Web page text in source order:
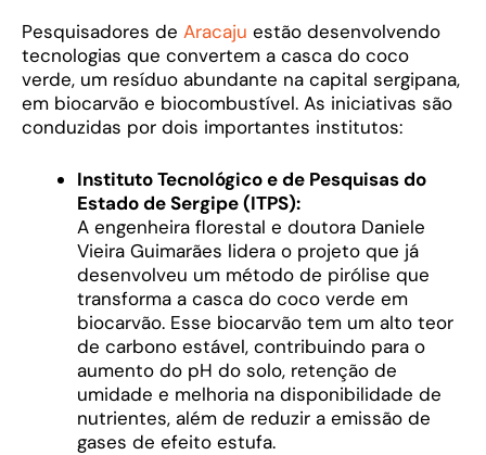
Pesquisadores de Aracaju estão desenvolvendo
tecnologias que convertem a casca do coco
verde, um resíduo abundante na capital sergipana,
em biocarvão e biocombustível. As iniciativas são
conduzidas por dois importantes institutos:
Instituto Tecnológico e de Pesquisas do
Estado de Sergipe (ITPS):
A engenheira florestal e doutora Daniele
Vieira Guimarães lidera o projeto que já
desenvolveu um método de pirólise que
transforma a casca do coco verde em
biocarvão. Esse biocarvão tem um alto teor
de carbono estável, contribuindo para o
aumento do pH do solo, retenção de
umidade e melhoria na disponibilidade de
nutrientes, além de reduzir a emissão de
gases de efeito estufa.